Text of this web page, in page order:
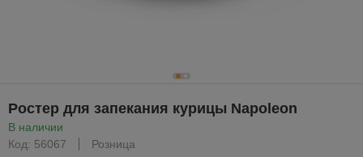
Ростер для запекания курицы Napoleon
В наличии
Код: 56067
Розница